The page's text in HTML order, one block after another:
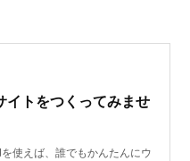
イトをつくってみませ
使えば、誰でもかんたんにウ